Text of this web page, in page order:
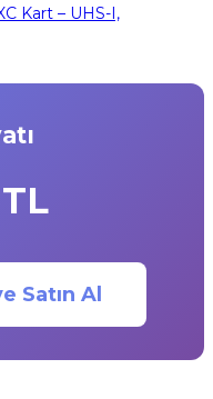
TL
Satın Al